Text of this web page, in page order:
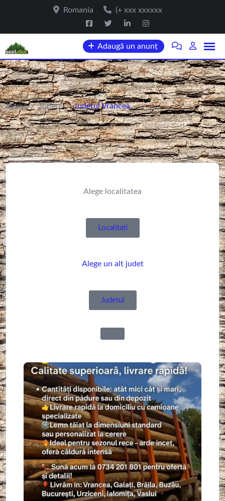
Romania (+ xxx xxxxxx
Adaugă un anunț
Home / Județe / Județul Vrancea
Alege localitatea
Localitati
Alege un alt judet
Judetul